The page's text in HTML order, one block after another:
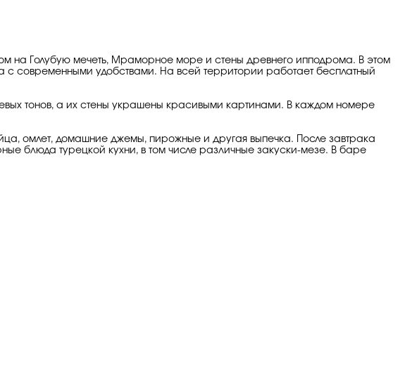
на Голубую мечеть, Мраморное море и стены древнего ипподрома. В этом
с современными удобствами. На всей территории работает бесплатный
тонов, а их стены украшены красивыми картинами. В каждом номере
омлет, домашние джемы, пирожные и другая выпечка. После завтрака
блюда турецкой кухни, в том числе различные закуски-мезе. В баре